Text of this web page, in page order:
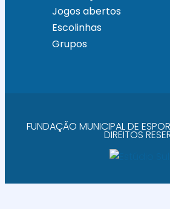
Jogos abertos
Escolinhas
Grupos
FUNDAÇÃO MUNICIPAL DE
DIREITOS